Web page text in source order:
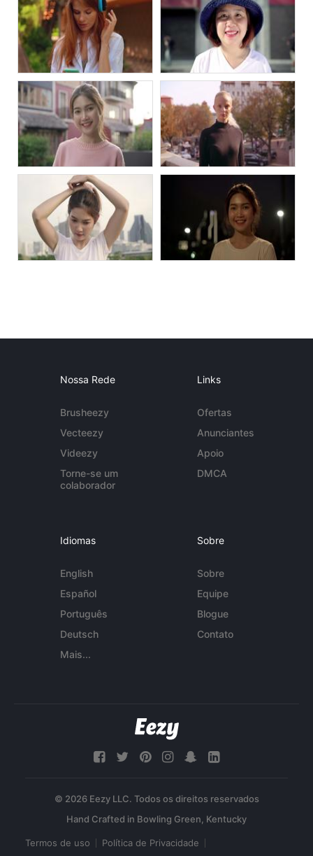
Nossa Rede
Brusheezy
Vecteezy
Videezy
Torne-se um
colaborador
Links
Ofertas
Anunciantes
Apoio
DMCA
Idiomas
English
Español
Português
Deutsch
Mais...
Sobre
Sobre
Equipe
Blogue
Contato
© 2026 Eezy LLC. Todos os direitos reservados
Termos de uso Política de Privacidade